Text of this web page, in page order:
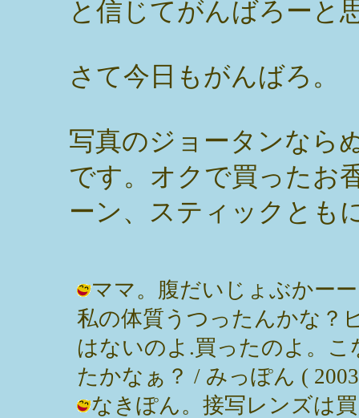
と信じてがんばろーと
さて今日もがんばろ。
写真のジョータンなら
です。オクで買ったお
ーン、スティックとも
ママ。腹だいじょぶかー
私の体質うつったんかな？
はないのよ.買ったのよ。
たかなぁ？ / みっぽん (
なきぽん。接写レンズは